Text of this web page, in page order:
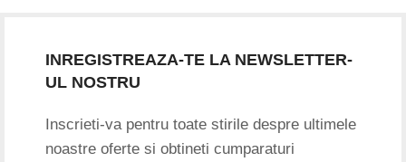
INREGISTREAZA-TE LA NEWSLETTER-
UL NOSTRU
Inscrieti-va pentru toate stirile despre ultimele
noastre oferte si obtineti cumparaturi